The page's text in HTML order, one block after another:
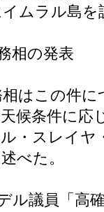
ムラル島を
相の発表
はこの件
候条件に応
・スレイ
べた。
ル議員「高